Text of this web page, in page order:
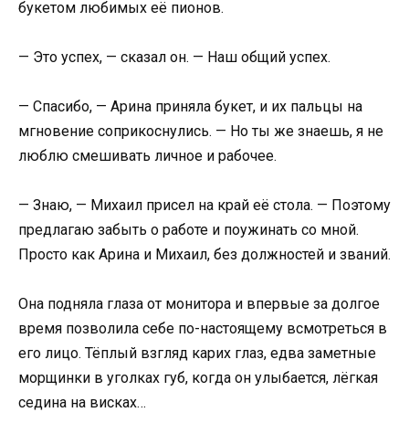
букетом любимых её пионов.
— Это успех, — сказал он. — Наш общий успех.
— Спасибо, — Арина приняла букет, и их пальцы на
мгновение соприкоснулись. — Но ты же знаешь, я не
люблю смешивать личное и рабочее.
— Знаю, — Михаил присел на край её стола. — Поэтому
предлагаю забыть о работе и поужинать со мной.
Просто как Арина и Михаил, без должностей и званий.
Она подняла глаза от монитора и впервые за долгое
время позволила себе по-настоящему всмотреться в
его лицо. Тёплый взгляд карих глаз, едва заметные
морщинки в уголках губ, когда он улыбается, лёгкая
седина на висках…